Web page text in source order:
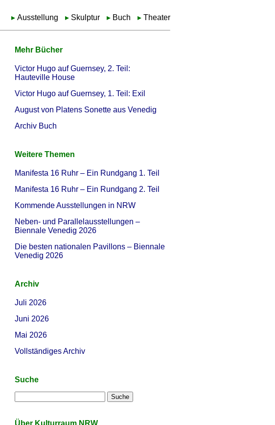
Ausstellung Skulptur Buch Theater
Mehr Bücher
Victor Hugo auf Guernsey, 2. Teil:
Hauteville House
Victor Hugo auf Guernsey, 1. Teil: Exil
August von Platens Sonette aus Venedig
Archiv Buch
Weitere Themen
Manifesta 16 Ruhr – Ein Rundgang 1. Teil
Manifesta 16 Ruhr – Ein Rundgang 2. Teil
Kommende Ausstellungen in NRW
Neben- und Parallelausstellungen –
Biennale Venedig 2026
Die besten nationalen Pavillons – Biennale
Venedig 2026
Archiv
Juli 2026
Juni 2026
Mai 2026
Vollständiges Archiv
Suche